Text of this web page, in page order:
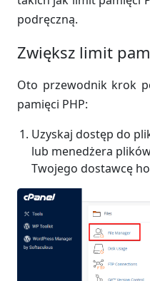
podręczną.
Zwiększ limit
Oto przewodnik krok
pamięci PHP:
Uzyskaj dostęp do
lub menedżera
Twojego dostawcę